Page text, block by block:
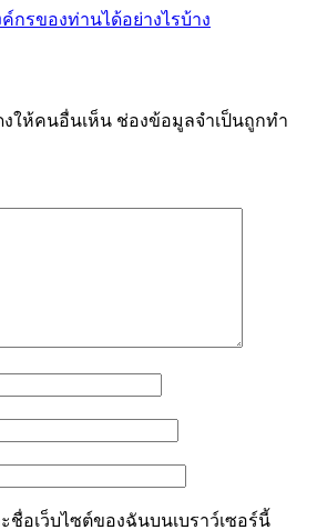
กรของท่านได้อย่างไรบ้าง
ให้คนอื่นเห็น ช่องข้อมูลจำเป็นถูกทำ
ชื่อเว็บไซต์ของฉันบนเบราว์เซอร์นี้